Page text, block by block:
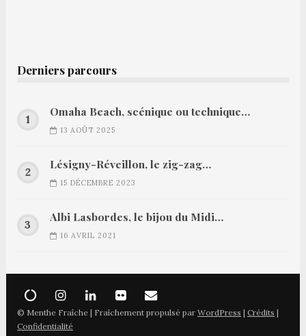
Derniers parcours
Omaha Beach, scénique ou technique…
13 AOÛT 2025
Lésigny-Réveillon, le zig-zag…
15 DÉCEMBRE 2023
Albi Lasbordes, le bijou du Midi…
16 AVRIL 2021
© Menthe Fraîche | Fraîchement propulsé par WordPress | Crédits |
Confidentialité